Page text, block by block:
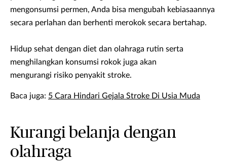
mengonsumsi permen, Anda bisa mengubah kebiasaannya
secara perlahan dan berhenti merokok secara bertahap.
Hidup sehat dengan diet dan olahraga rutin serta
menghilangkan konsumsi rokok juga akan
mengurangi risiko penyakit stroke.
Baca juga: 5 Cara Hindari Gejala Stroke Di Usia Muda
Kurangi belanja dengan
olahraga